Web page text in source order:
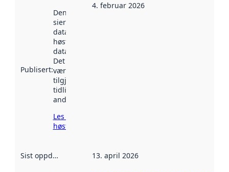
Publisert:
Denne datoen
sier når
datasettet ble
høstet av
data.norge.no.
Det kan ha
vært
tilgjengelig
tidligere
andre steder.
Les mer om
høsting her
4. februar 2026
Sist oppdatert 13. april 2026